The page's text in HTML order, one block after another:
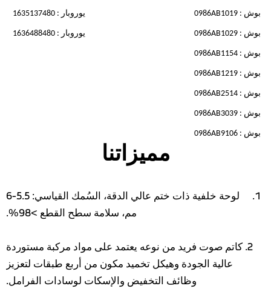
بوش : 0986AB1019
بوش : 0986AB1029
بوش : 0986AB1154
بوش : 0986AB1219
بوش : 0986AB2514
بوش : 0986AB3039
بوش : 0986AB9106
يوروبار : 1635137480
يوروبار : 1636488480
مميزاتنا
لوحة خلفية ذات ختم عالي الدقة، السُمك القياسي: 5.5-6
مم، سلامة سطح القطع >98%.
2. كاتم صوت فريد من نوعه يعتمد على مواد مركبة مستوردة
عالية الجودة وهيكل تخميد مكون من أربع طبقات لتعزيز
وظائف التخفيض والإسكات لوسادات الفرامل.